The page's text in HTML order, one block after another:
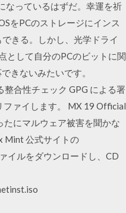
なっているはずだ。幸運を祈
をPCのストレージにインス
きる。しかし、光学ドライ
として自分のPCのビットに関
きないみたいです。
合性チェック GPG による署
ファイします。 MX 19 Official
にマルウェア被害を聞かな
Mint 公式サイトの
イルをダウンロードし、CD